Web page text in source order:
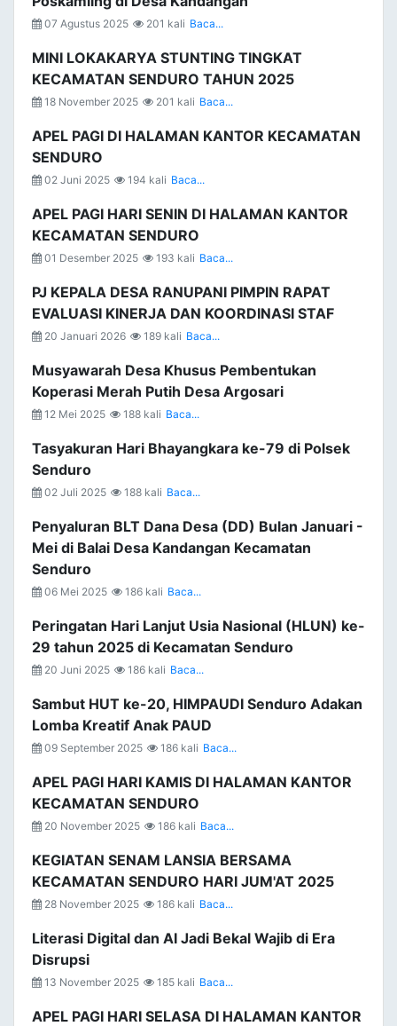
07 Agustus 2025 201 kali Baca...
MINI LOKAKARYA STUNTING TINGKAT
KECAMATAN SENDURO TAHUN 2025
18 November 2025 201 kali Baca...
APEL PAGI DI HALAMAN KANTOR KECAMATAN
SENDURO
02 Juni 2025 194 kali Baca...
APEL PAGI HARI SENIN DI HALAMAN KANTOR
KECAMATAN SENDURO
01 Desember 2025 193 kali Baca...
PJ KEPALA DESA RANUPANI PIMPIN RAPAT
EVALUASI KINERJA DAN KOORDINASI STAF
20 Januari 2026 189 kali Baca...
Musyawarah Desa Khusus Pembentukan
Koperasi Merah Putih Desa Argosari
12 Mei 2025 188 kali Baca...
Tasyakuran Hari Bhayangkara ke-79 di Polsek
Senduro
02 Juli 2025 188 kali Baca...
Penyaluran BLT Dana Desa (DD) Bulan Januari -
Mei di Balai Desa Kandangan Kecamatan
Senduro
06 Mei 2025 186 kali Baca...
Peringatan Hari Lanjut Usia Nasional (HLUN) ke-
29 tahun 2025 di Kecamatan Senduro
20 Juni 2025 186 kali Baca...
Sambut HUT ke-20, HIMPAUDI Senduro Adakan
Lomba Kreatif Anak PAUD
09 September 2025 186 kali Baca...
APEL PAGI HARI KAMIS DI HALAMAN KANTOR
KECAMATAN SENDURO
20 November 2025 186 kali Baca...
KEGIATAN SENAM LANSIA BERSAMA
KECAMATAN SENDURO HARI JUM'AT 2025
28 November 2025 186 kali Baca...
Literasi Digital dan AI Jadi Bekal Wajib di Era
Disrupsi
13 November 2025 185 kali Baca...
APEL PAGI HARI SELASA DI HALAMAN KANTOR